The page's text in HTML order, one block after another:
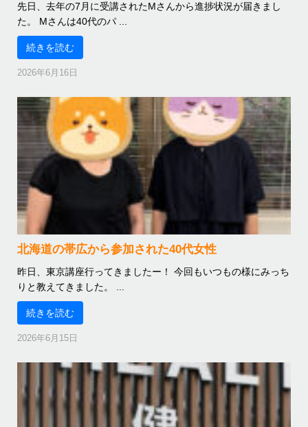
先日、去年の7月に受講されたMさんから進捗状況が届きまし
た。 Mさんは40代のパ ...
続きを読む
2026年6月16日
北海道の帯広から参加された40代女性
昨日、東京講座行ってきましたー！ 今回もいつもの様にみっち
りと教えてきました。 ...
続きを読む
2026年6月15日